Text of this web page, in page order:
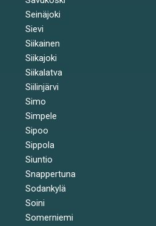
Seinäjoki
Sievi
Siikainen
Siikajoki
Siikalatva
Siilinjärvi
Simo
Simpele
Sipoo
Sippola
Siuntio
Snappertuna
Sodankylä
Soini
Somerniemi